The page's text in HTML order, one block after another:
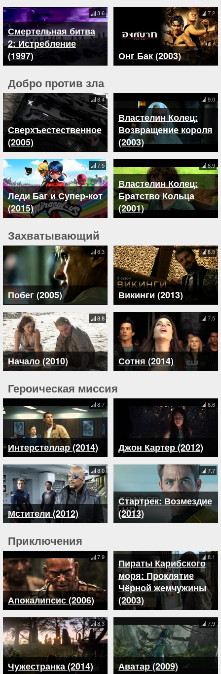
Смертельная битва
2: Истребление
(1997)
3.6
Онг Бак (2003)
7.2
Добро против зла
Сверхъестественное
(2005)
8.4
Властелин Колец:
Возвращение короля
(2003)
9.0
Леди Баг и Супер-кот
(2015)
7.5
Властелин Колец:
Братство Кольца
(2001)
8.9
Захватывающий
Побег (2005)
8.3
Викинги (2013)
8.5
Начало (2010)
8.8
Сотня (2014)
7.5
Героическая миссия
Интерстеллар (2014)
8.7
Джон Картер (2012)
6.6
Мстители (2012)
8.0
Стартрек: Возмездие
(2013)
7.7
Приключения
Апокалипсис (2006)
7.9
Пираты Карибского
моря: Проклятие
Чёрной жемчужины
(2003)
8.1
Чужестранка (2014)
8.3
Аватар (2009)
7.9